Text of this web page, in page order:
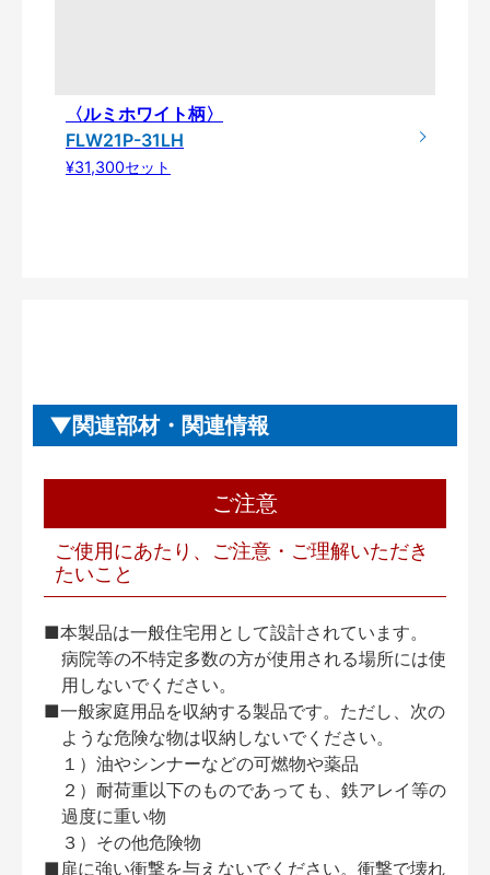
〈ルミホワイト柄〉
FLW21P-31LH
¥31,300セット
関連部材・関連情報
ご注意
ご使用にあたり、ご注意・ご理解いただき
たいこと
■本製品は一般住宅用として設計されています。
病院等の不特定多数の方が使用される場所には使
用しないでください。
■一般家庭用品を収納する製品です。ただし、次の
ような危険な物は収納しないでください。
１）油やシンナーなどの可燃物や薬品
２）耐荷重以下のものであっても、鉄アレイ等の
過度に重い物
３）その他危険物
■扉に強い衝撃を与えないでください。衝撃で壊れ